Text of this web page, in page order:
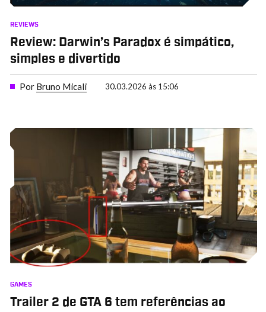
REVIEWS
Review: Darwin’s Paradox é simpático,
simples e divertido
Por Bruno Micali 30.03.2026 às 15:06
GAMES
Trailer 2 de GTA 6 tem referências ao